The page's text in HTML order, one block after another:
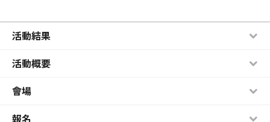
活動結果
活動概要
會場
報名